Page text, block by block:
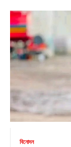
বিনোদন